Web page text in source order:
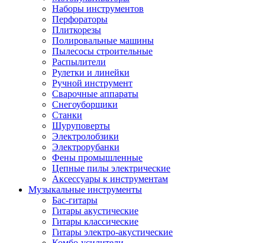
Наборы инструментов
Перфораторы
Плиткорезы
Полировальные машины
Пылесосы строительные
Распылители
Рулетки и линейки
Ручной инструмент
Сварочные аппараты
Снегоуборщики
Станки
Шуруповерты
Электролобзики
Электрорубанки
Фены промышленные
Цепные пилы электрические
Аксессуары к инструментам
Музыкальные инструменты
Бас-гитары
Гитары акустические
Гитары классические
Гитары электро-акустические